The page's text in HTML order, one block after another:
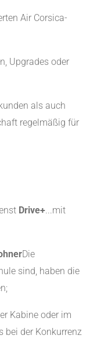
Air Corsica-
Upgrades oder
als auch
regelmäßig für
Drive+ ...mit
Die
sind, haben die
Kabine oder im
bei der Konkurrenz